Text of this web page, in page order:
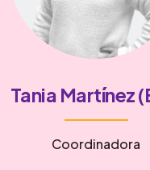
Tania Martínez
Coordinadora